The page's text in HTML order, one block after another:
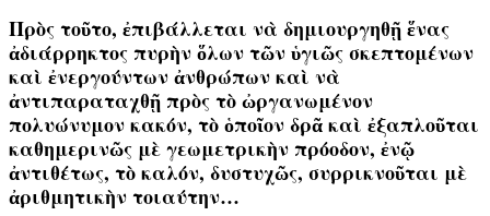
Πρὸς τοῦτο, ἐπιβάλλεται νὰ δημιουργηθῇ ἕνας
ἀδιάρρηκτος πυρὴν ὅλων τῶν ὑγιῶς σκεπτομένων
καὶ ἐνεργούντων ἀνθρώπων καὶ νὰ
ἀντιπαραταχθῇ πρὸς τὸ ὠργανωμένον
πολυώνυμον κακόν, τὸ ὁποῖον δρᾶ καὶ ἐξαπλοῦται
καθημερινῶς μὲ γεωμετρικὴν πρόοδον, ἐνῷ
ἀντιθέτως, τὸ καλόν, δυστυχῶς, συρρικνοῦται μὲ
ἀριθμητικὴν τοιαύτην…